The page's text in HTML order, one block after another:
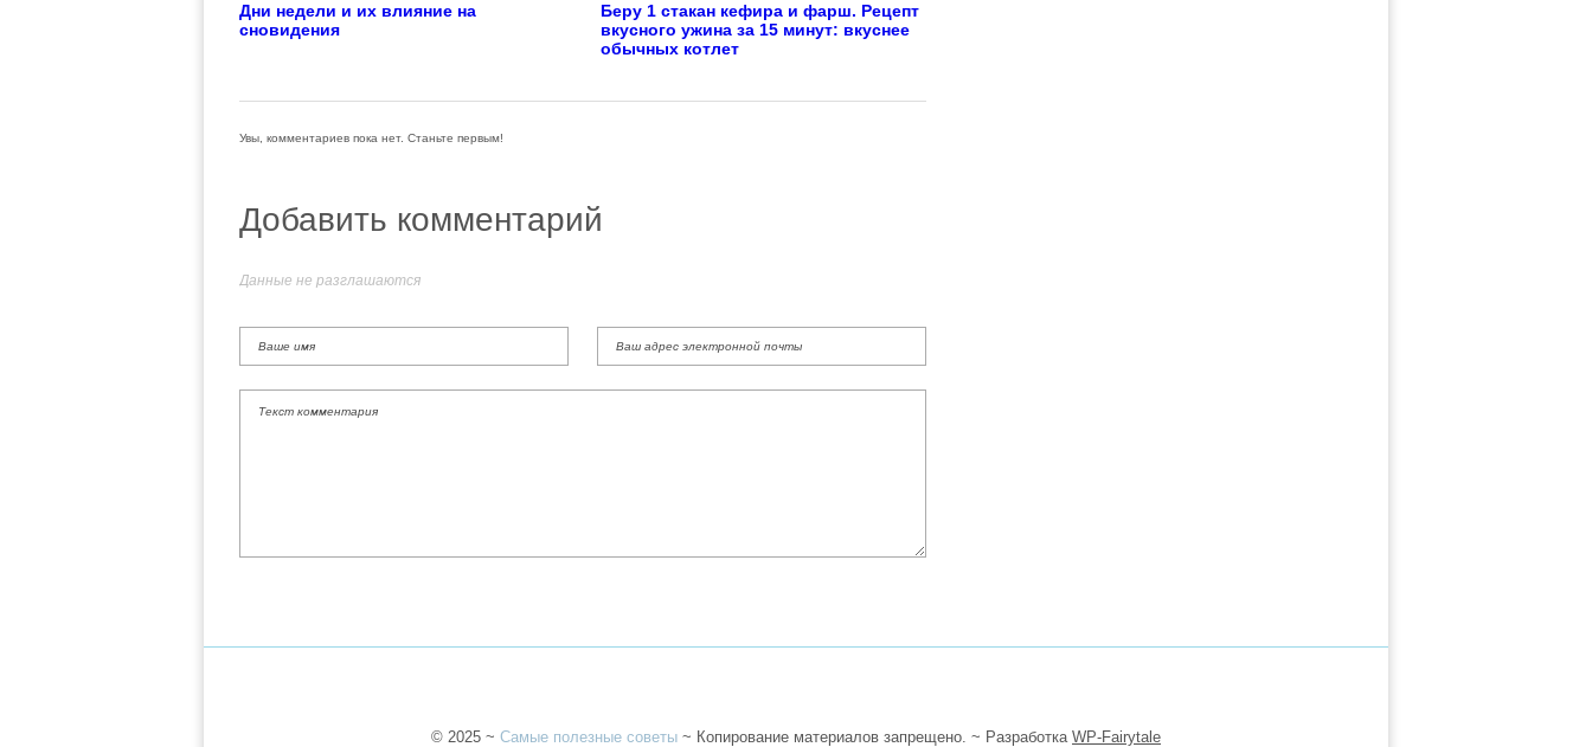
Дни недели и их влияние на
сновидения
Беру 1 стакан кефира и фарш. Рецепт
вкусного ужина за 15 минут: вкуснее
обычных котлет
Увы, комментариев пока нет. Станьте первым!
Добавить комментарий
Данные не разглашаются
© 2025 ~ Самые полезные советы ~ Копирование материалов запрещено. ~ Разработка WP-Fairytale